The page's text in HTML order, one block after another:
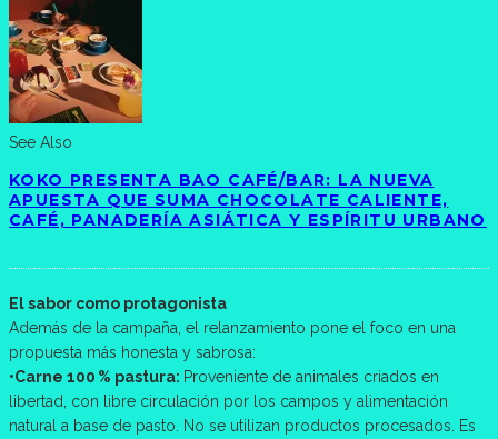
See Also
KOKO PRESENTA BAO CAFÉ/BAR: LA NUEVA
APUESTA QUE SUMA CHOCOLATE CALIENTE,
CAFÉ, PANADERÍA ASIÁTICA Y ESPÍRITU URBANO
El sabor como protagonista
Además de la campaña, el relanzamiento pone el foco en una
propuesta más honesta y sabrosa:
•Carne 100 % pastura: Proveniente de animales criados en
libertad, con libre circulación por los campos y alimentación
natural a base de pasto. No se utilizan productos procesados. Es